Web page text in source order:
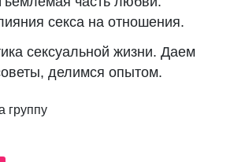
секса на отношения.
сексуальной жизни. Даем
делимся опытом.
группу